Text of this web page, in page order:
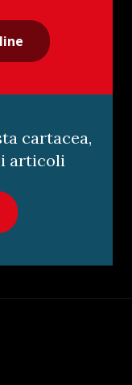
cartacea,
articoli